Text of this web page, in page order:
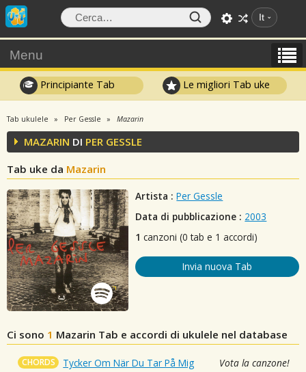
It
Menu
Principiante Tab Le migliori Tab uke
Tab ukulele Per Gessle Mazarin
MAZARIN DI PER GESSLE
Tab uke da Mazarin
Artista : Per Gessle
Data di pubblicazione : 2003
1 canzoni (0 tab e 1 accordi)
Invia nuova Tab
Ci sono 1 Mazarin Tab e accordi di ukulele nel database
CHORDS Tycker Om När Du Tar På Mig Vota la canzone!